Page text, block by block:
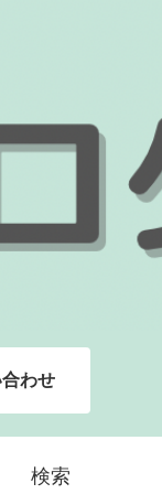
わせ
検索